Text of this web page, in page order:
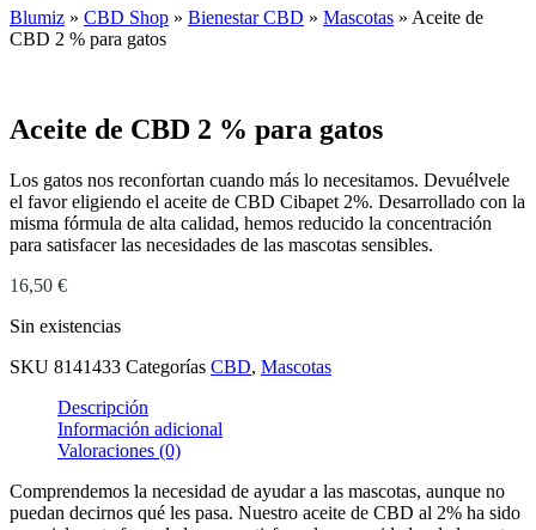
Blumiz » CBD Shop » Bienestar CBD » Mascotas » Aceite de
CBD 2 % para gatos
Aceite de CBD 2 % para gatos
Los gatos nos reconfortan cuando más lo necesitamos. Devuélvele
el favor eligiendo el aceite de CBD Cibapet 2%. Desarrollado con la
misma fórmula de alta calidad, hemos reducido la concentración
para satisfacer las necesidades de las mascotas sensibles.
16,50 €
Sin existencias
SKU 8141433 Categorías CBD, Mascotas
Descripción
Información adicional
Valoraciones (0)
Comprendemos la necesidad de ayudar a las mascotas, aunque no
puedan decirnos qué les pasa. Nuestro aceite de CBD al 2% ha sido